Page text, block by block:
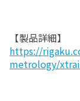
【製品詳細】
https://
metrology/